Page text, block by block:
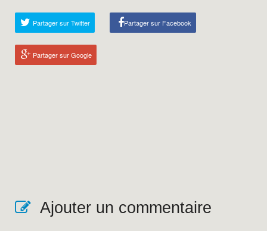
Partager sur Twitter Partager sur Facebook
Partager sur Google
Ajouter un commentaire